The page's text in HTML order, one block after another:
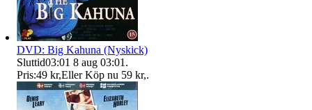
DVD: Big Kahuna (Nyskick)
Sluttid03:01 8 aug 03:01 .
Pris:49 kr,Eller Köp nu 59 kr,.